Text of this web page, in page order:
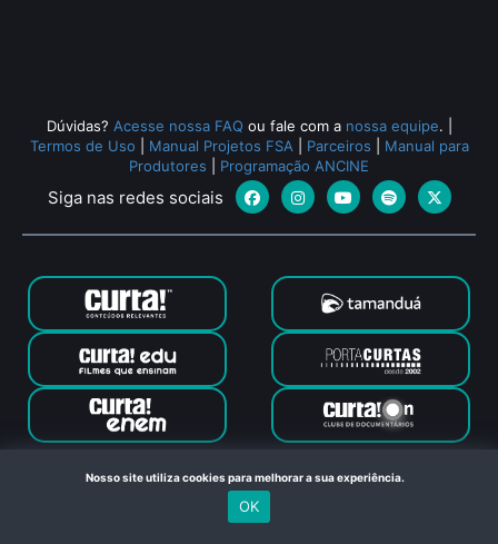
Dúvidas? Acesse nossa FAQ ou fale com a nossa equipe.
Termos de Uso
Manual Projetos FSA Parceiros
Manual para
Produtores
Programação ANCINE
Siga nas redes sociais
Canal Curta © 2024. Todos os direitos reservados. Feito com
no Rio de Janeiro
Nosso site utiliza cookies para melhorar a sua experiência.
OK